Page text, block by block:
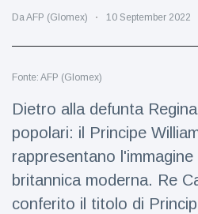
Giochi
(160)
Ultime notizie
Dylan
Da AFP (Glomex) 10 September 2022
Fonte: AFP (Glomex)
Dietro alla defunta
popolari: il Principe
rappresentano
britannica moderna. Re
conferito il titolo di